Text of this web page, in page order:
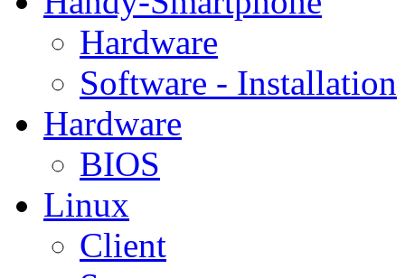
Hardware
Software - Installation
Hardware
BIOS
Linux
Client